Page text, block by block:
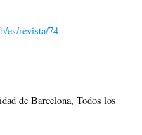
es/revista/74
de Barcelona, Todos los